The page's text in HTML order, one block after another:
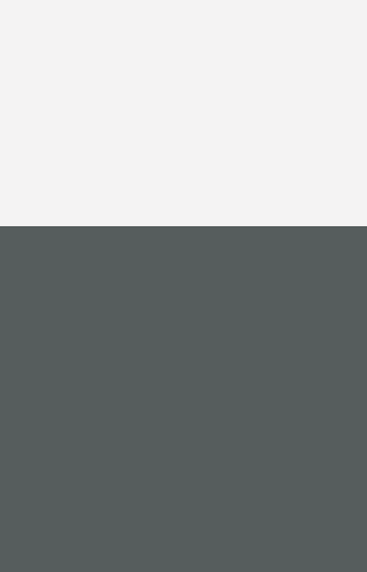
di posta elettronica)